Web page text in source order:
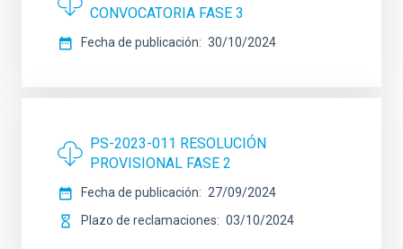
CONVOCATORIA FASE 3
Fecha de publicación 30/10/2024
PS-2023-011 RESOLUCIÓN
PROVISIONAL FASE 2
Fecha de publicación
27/09/2024
Plazo de reclamaciones
03/10/2024